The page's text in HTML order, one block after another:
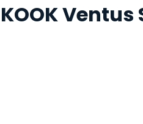
Ventus